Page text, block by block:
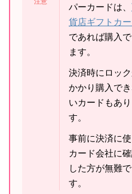
パーカードは、
貨店ギフトカ
であれば購入で
ます。
決済時にロッ
かかり購入で
いカードもあり
す。
事前に決済に使
カード会社に
した方が無難で
す。